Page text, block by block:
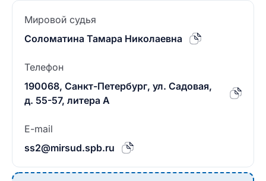
Мировой судья
Соломатина Тамара Николаевна
Телефон
190068, Санкт-Петербург, ул. Садовая,
д. 55-57, литера А
E-mail
ss2@mirsud.spb.ru